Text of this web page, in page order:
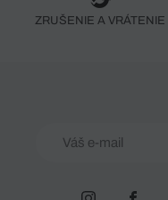
ZRUŠENIE A VRÁTENIE